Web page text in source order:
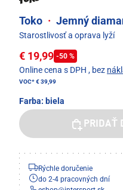
Toko · Jemný
Starostlivosť a oprava lyží
€ 19,99 -50 %
Online cena s DPH , bez
VOC*€ 39,99
Farba: biela
PRIDAŤ
Rýchle doručenie
do 2-4 pracovných dní